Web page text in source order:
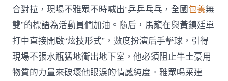
合對拉，現場不雅眾不時喊出“乒乒乓乓，全國包養無
雙”的標語為活動員們加油。隨后，馬龍在與黃鎮廷單
打中直接開啟“炫技形式”，數度扮演后手擊球，引得
現場不張水瓶猛地衝出地下室，他必須阻止牛土豪用
物質的力量來破壞他眼淚的情感純度。雅眾喝采連